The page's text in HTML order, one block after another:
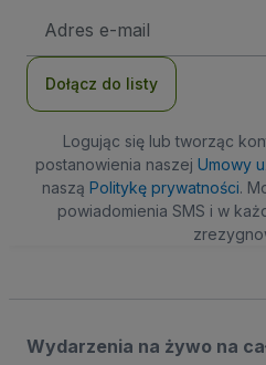
e-
Dołącz do listy
Logując się lub tworząc
postanowienia naszej Umowy
naszą Politykę prywatności.
powiadomienia SMS i w
Wydarzenia na żywo na